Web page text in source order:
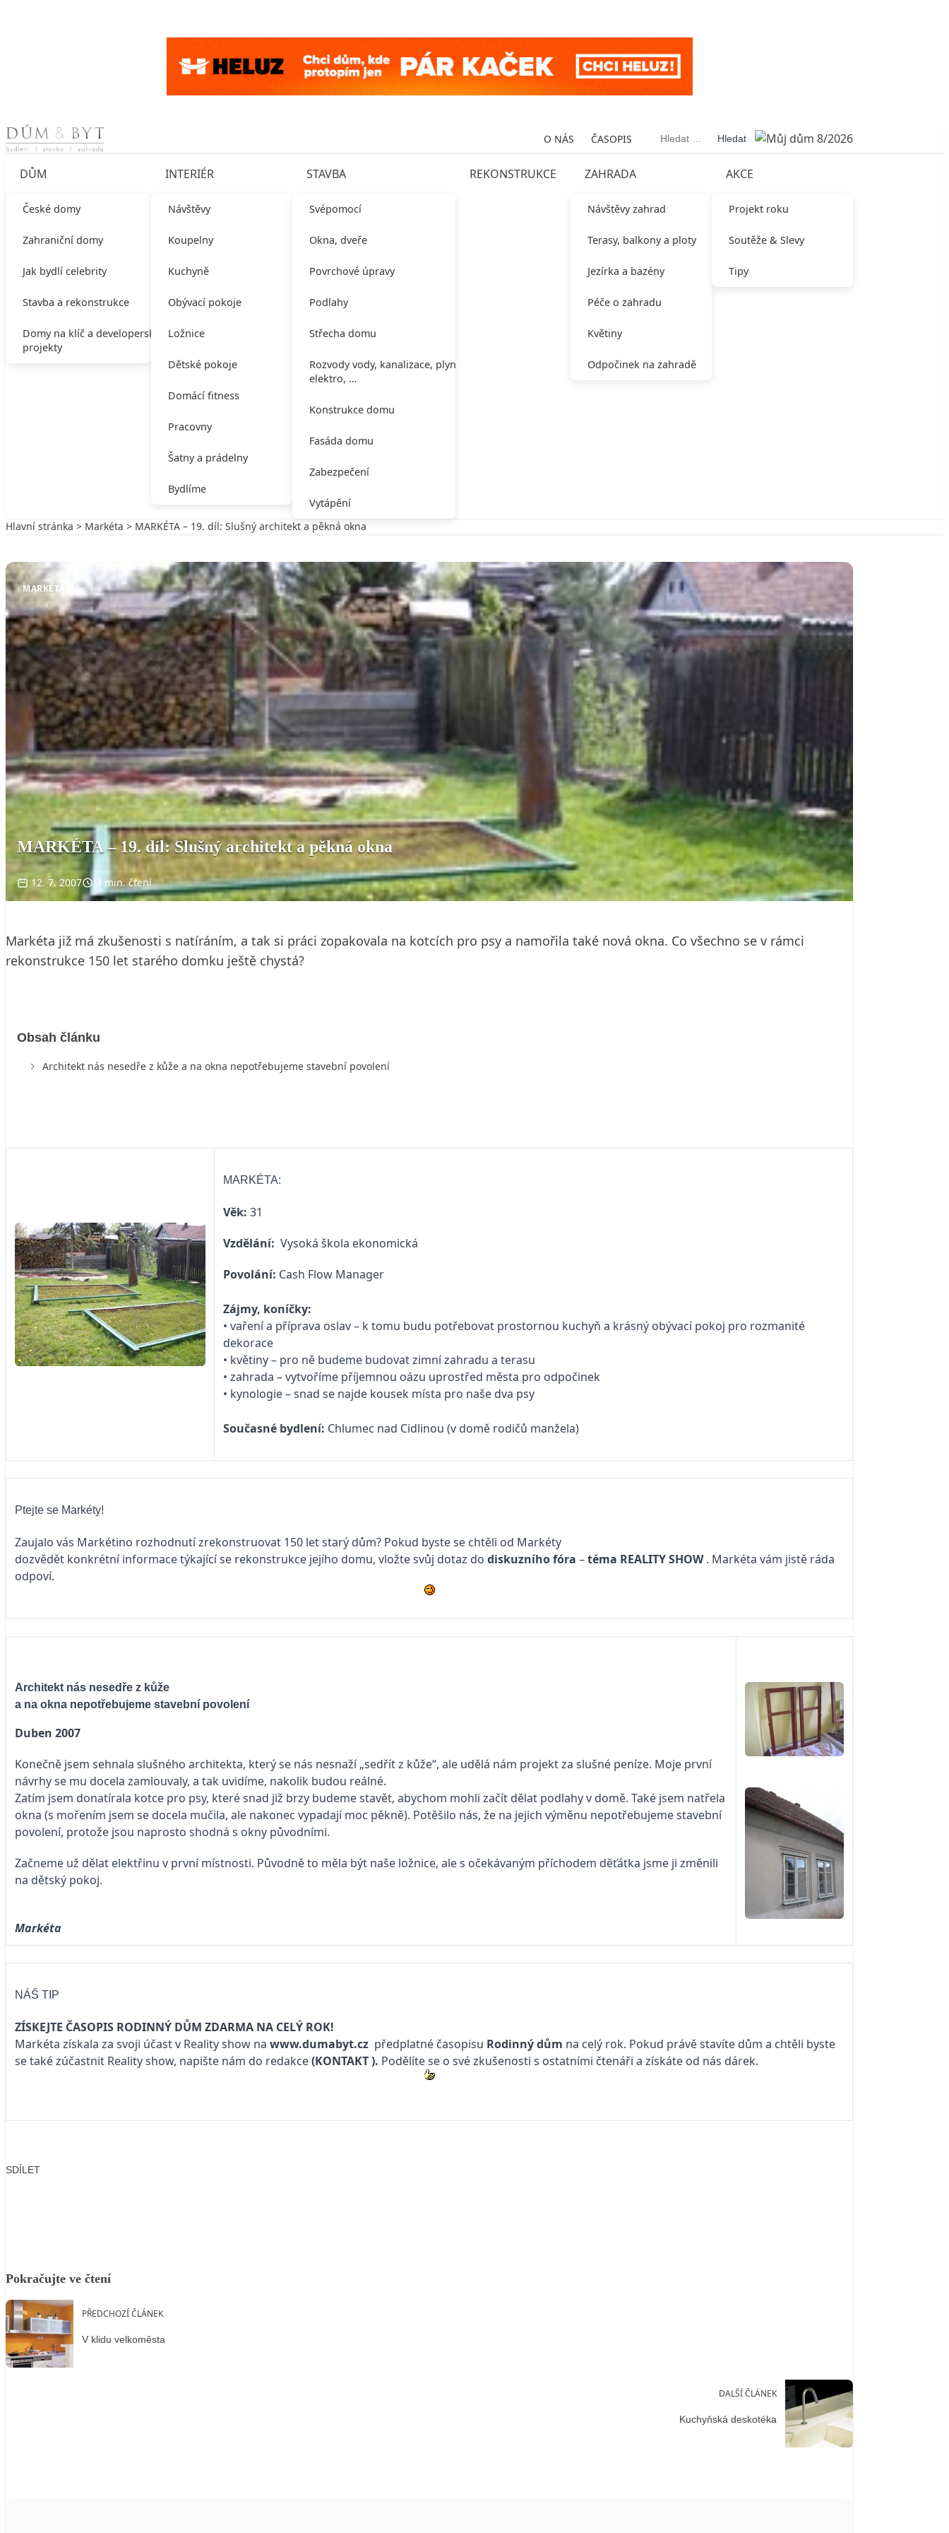
Skip to content O NÁS ČASOPIS Vyhledávání
DŮM
České domy
Zahraniční domy
Jak bydlí celebrity
Stavba a rekonstrukce
Domy na klíč a developerské
projekty
INTERIÉR
Návštěvy
Koupelny
Kuchyně
Obývací pokoje
Ložnice
Dětské pokoje
Domácí fitness
Pracovny
Šatny a prádelny
Bydlíme
STAVBA
Svépomocí
Okna, dveře
Povrchové úpravy
Podlahy
Střecha domu
Rozvody vody, kanalizace, plynu,
elektro, …
Konstrukce domu
Fasáda domu
Zabezpečení
Vytápění
REKONSTRUKCE ZAHRADA
Návštěvy zahrad
Terasy, balkony a ploty
Jezírka a bazény
Péče o zahradu
Květiny
Odpočinek na zahradě
AKCE
Projekt roku
Soutěže & Slevy
Tipy
Hlavní stránka > Markéta > MARKÉTA – 19. díl: Slušný architekt a pěkná okna
MARKÉTA
MARKÉTA – 19. díl: Slušný architekt a pěkná okna
12. 7. 2007 3 min. čtení
Markéta již má zkušenosti s natíráním, a tak si práci zopakovala na kotcích pro psy a namořila také nová okna. Co všechno se v rámci
rekonstrukce 150 let starého domku ještě chystá?
Obsah článku
Architekt nás nesedře z kůže a na okna nepotřebujeme stavební povolení
MARKÉTA:
Věk: 31
Vzdělání: Vysoká škola ekonomická
Povolání: Cash Flow Manager
Zájmy, koníčky:
• vaření a příprava oslav – k tomu budu potřebovat prostornou kuchyň a krásný obývací pokoj pro rozmanité
dekorace
• květiny – pro ně budeme budovat zimní zahradu a terasu
• zahrada – vytvoříme příjemnou oázu uprostřed města pro odpočinek
• kynologie – snad se najde kousek místa pro naše dva psy
Současné bydlení: Chlumec nad Cidlinou (v domě rodičů manžela)
Ptejte se Markéty!
Zaujalo vás Markétino rozhodnutí zrekonstruovat 150 let starý dům? Pokud byste se chtěli od Markéty
dozvědět konkrétní informace týkající se rekonstrukce jejího domu, vložte svůj dotaz do diskuzního fóra –téma REALITY SHOW. Markéta vám jistě ráda
odpoví.
Architekt nás nesedře z kůže
a na okna nepotřebujeme stavební povolení
Duben 2007
Konečně jsem sehnala slušného architekta, který se nás nesnaží „sedřít z kůže“, ale udělá nám projekt za slušné peníze. Moje první
návrhy se mu docela zamlouvaly, a tak uvidíme, nakolik budou reálné.
Zatím jsem donatírala kotce pro psy, které snad již brzy budeme stavět, abychom mohli začít dělat podlahy v domě. Také jsem natřela
okna (s mořením jsem se docela mučila, ale nakonec vypadají moc pěkně). Potěšilo nás, že na jejich výměnu nepotřebujeme stavební
povolení, protože jsou naprosto shodná s okny původními.
Začneme už dělat elektřinu v první místnosti. Původně to měla být naše ložnice, ale s očekávaným příchodem děťátka jsme ji změnili
na dětský pokoj.
Markéta
NÁŠ TIP
ZÍSKEJTE ČASOPIS RODINNÝ DŮM ZDARMA NA CELÝ ROK!
Markéta získala za svoji účast v Reality show na www.dumabyt.cz předplatné časopisu Rodinný dům na celý rok. Pokud právě stavíte dům a chtěli byste
se také zúčastnit Reality show, napište nám do redakce(KONTAKT). Podělíte se o své zkušenosti s ostatními čtenáři a získáte od nás dárek.
SDÍLET
Pokračujte ve čtení
PŘEDCHOZÍ ČLÁNEK
V klidu velkoměsta
DALŠÍ ČLÁNEK
Kuchyňská deskotéka